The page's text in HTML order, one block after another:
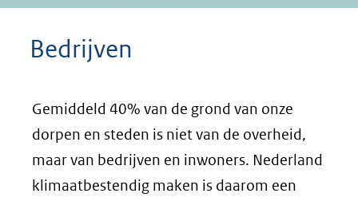
Bedrijven
Gemiddeld 40% van de grond van onze
dorpen en steden is niet van de overheid,
maar van bedrijven en inwoners. Nederland
klimaatbestendig maken is daarom een